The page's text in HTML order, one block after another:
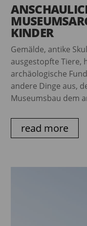
KINDER
Gemälde, antike
ausgestopfte Tiere,
archäologische
andere Dinge aus,
Museumsbau dem
read more